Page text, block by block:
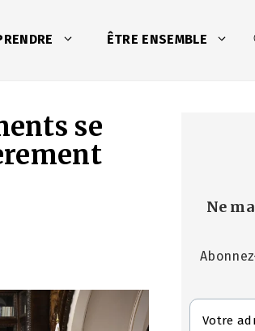
ÊTRE ENSEMBLE
se
Ne